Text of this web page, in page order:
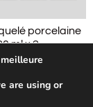
porcelaine
ml x 2
€
are using or